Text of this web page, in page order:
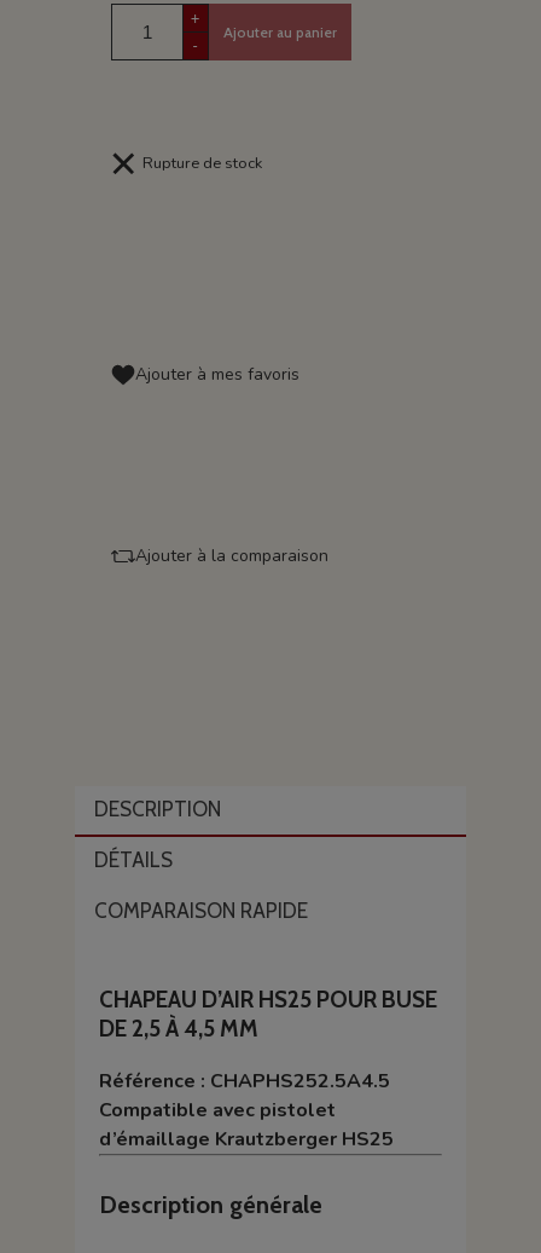
+
-
Ajouter au panier
Rupture de stock
Ajouter à mes favoris
Ajouter à la comparaison
DESCRIPTION
DÉTAILS
COMPARAISON RAPIDE
CHAPEAU D’AIR HS25 POUR BUSE
DE 2,5 À 4,5 MM
Référence : CHAPHS252.5A4.5
Compatible avec pistolet
d’émaillage Krautzberger HS25
Description générale